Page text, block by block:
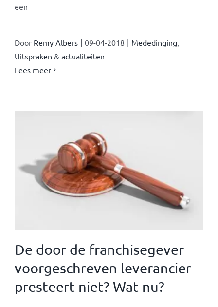
een
Door Remy Albers | 09-04-2018 | Mededinging,
Uitspraken & actualiteiten
Lees meer
De door de franchisegever
voorgeschreven leverancier
presteert niet? Wat nu?